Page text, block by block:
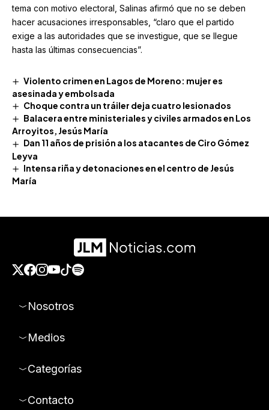
tema con motivo electoral, Salinas afirmó que no se deben
hacer acusaciones irresponsables, “claro que el partido
exige a las autoridades que se investigue, que se llegue
hasta las últimas consecuencias”.
Violento crimen en Lagos de Moreno: mujer es
asesinada y embolsada
Choque contra un tráiler deja cuatro lesionados
Balacera entre ministeriales y civiles armados en Los
Arroyitos, Jesús María
Dan 11 años de prisión a los atacantes de Ciro Gómez
Leyva
Intensa riña y detonaciones en el centro de Jesús
María
Nosotros
Medios
Categorías
Contacto